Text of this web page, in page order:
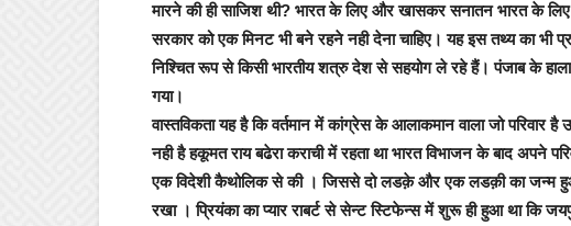
मारने की ही साजिश थी? भारत के लिए और खासकर सनातन भारत के
सरकार को एक मिनट भी बने रहने नही देना चाहिए। यह इस तथ्य का
निश्चित रूप से किसी भारतीय शत्रु देश से सहयोग ले रहे हैं। पंजाब के
गया।
वास्तविकता यह है कि वर्तमान में कांग्रेस के आलाकमान वाला जो परिवार है
नही है हकूमत राय बढेरा कराची में रहता था भारत विभाजन के बाद अपने
एक विदेशी कैथोलिक से की । जिससे दो लडक़े और एक लडक़ी का जन्म
रखा । प्रियंका का प्यार राबर्ट से सेन्ट स्टिफेन्स में शुरू ही हुआ था कि